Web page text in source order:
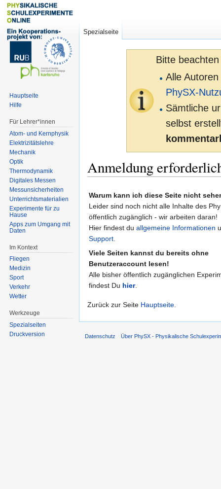
Bitte
Alle
PhySX-
Sämtliche
selbst
Anmeldung
Warum kann ich diese Seite nicht
Leider sind noch nicht alle Inhalte des
öffentlich zugänglich - wir arbeiten daran!
Hier findest du allgemeine Informationen
Support
Viele Seiten kannst du bereits ohne
Benutzeraccount lesen!
Alle bisher öffentlich zugänglichen
findest Du hier.
Zurück zur Seite Hauptseite
Spezialseite
Hauptseite
Hilfe
Für Lehrer*innen
Atom- und Kernphysik
Elektrizitätslehre
Mechanik
Optik
Thermodynamik
Digitales Messen
Messunsicherheiten
Unterrichtsmaterialien
Experimente für zu
Hause
Apps zum Umgang mit
Daten
Im Kontext
Fliegen
Medizin
Sport
Verkehr
Wetter
Werkzeuge
Spezialseiten
Druckversion
Datenschutz Über PhySX - Physikalische